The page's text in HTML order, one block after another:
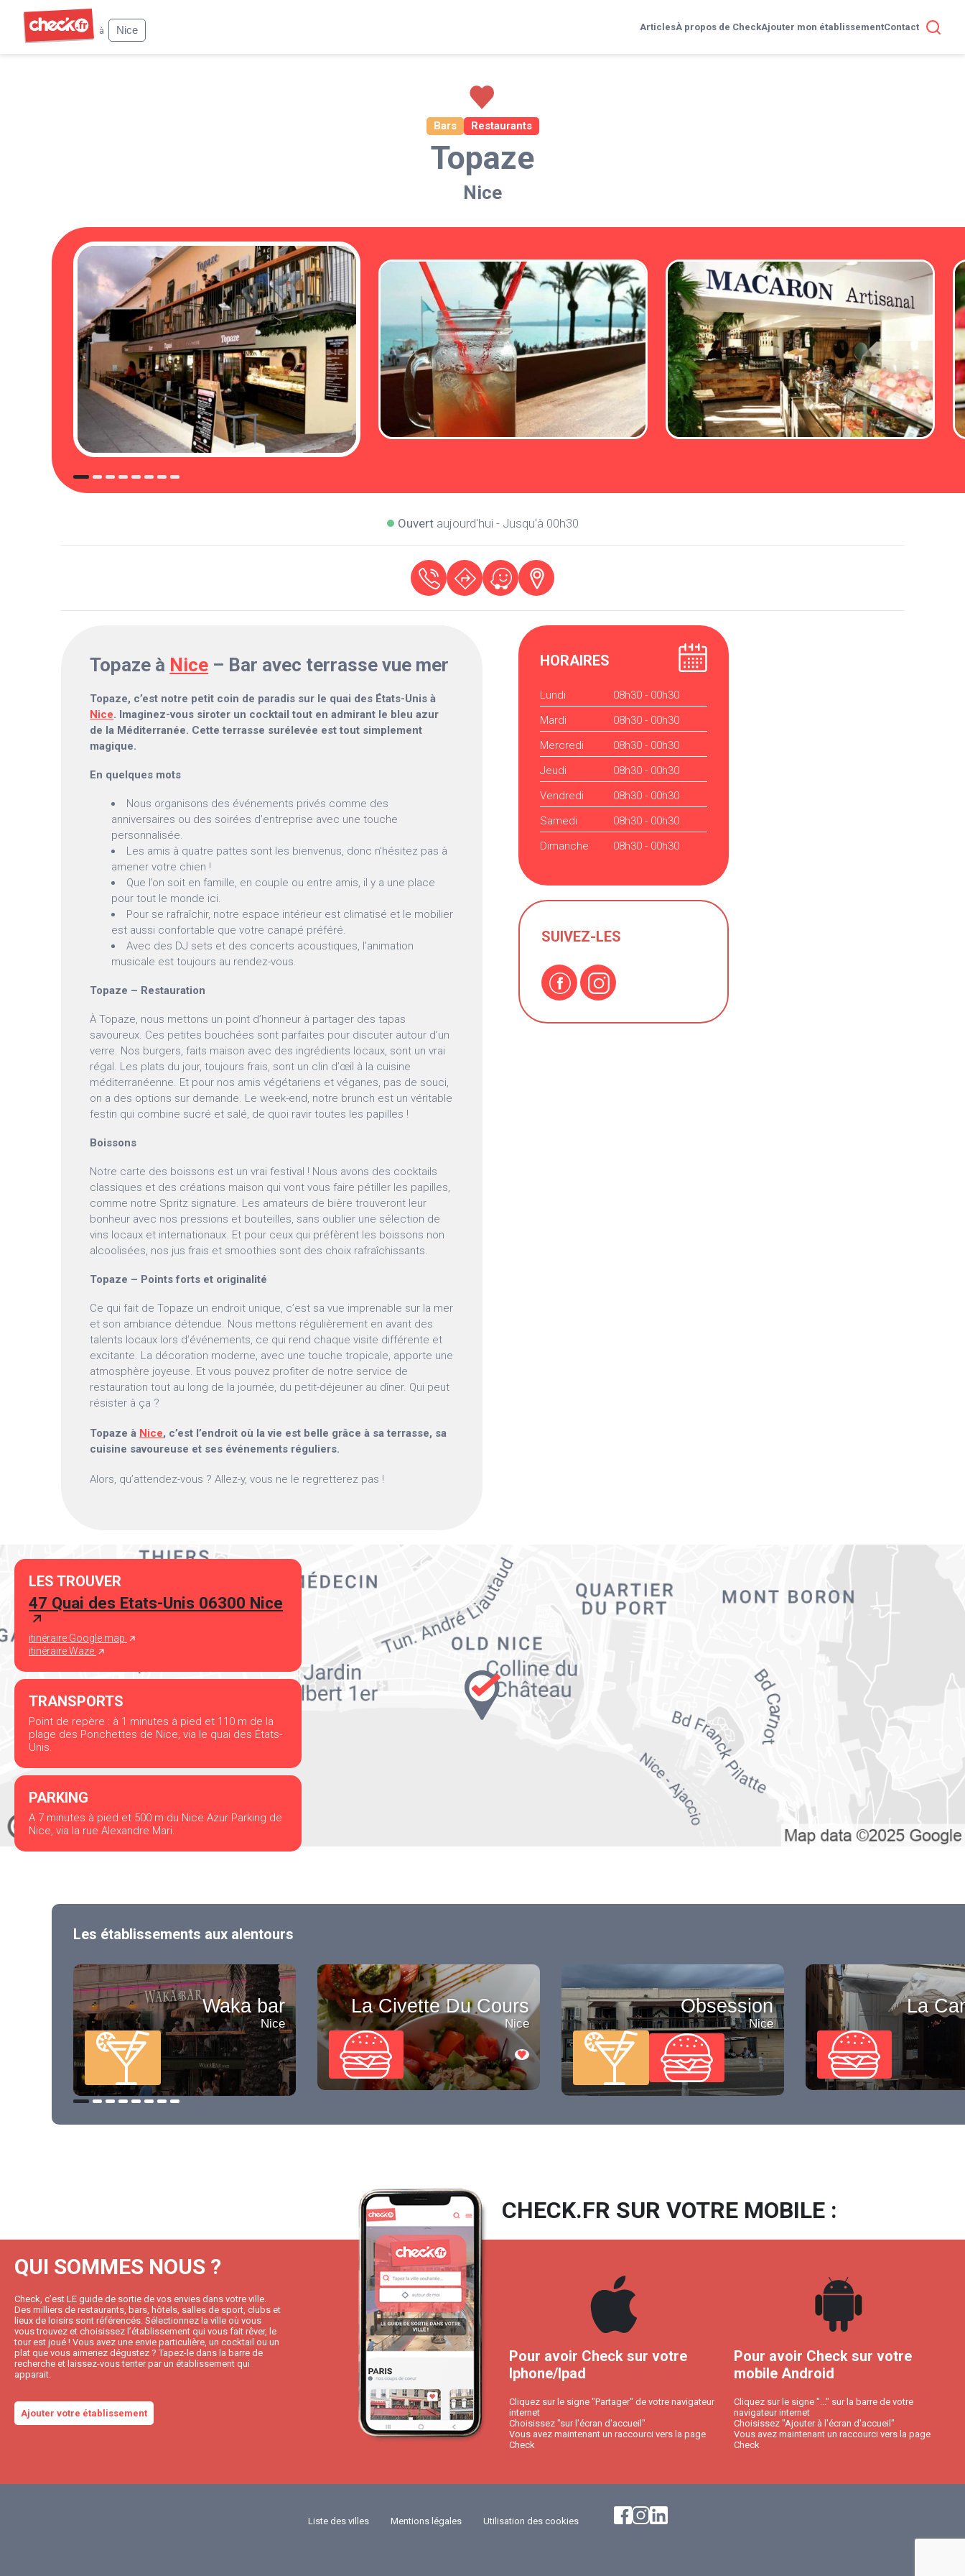
à
Nice ArticlesÀ propos de CheckAjouter mon établissementContact
Bars Restaurants
Topaze
Nice
Ouvertaujourd'hui - Jusqu'à 00h30
Topaze à Nice – Bar avec terrasse vue mer
Topaze, c’est notre petit coin de paradis sur le quai des États-Unis à
Nice. Imaginez-vous siroter un cocktail tout en admirant le bleu azur
de la Méditerranée. Cette terrasse surélevée est tout simplement
magique.
En quelques mots
Nous organisons des événements privés comme des
anniversaires ou des soirées d’entreprise avec une touche
personnalisée.
Les amis à quatre pattes sont les bienvenus, donc n’hésitez pas à
amener votre chien !
Que l’on soit en famille, en couple ou entre amis, il y a une place
pour tout le monde ici.
Pour se rafraîchir, notre espace intérieur est climatisé et le mobilier
est aussi confortable que votre canapé préféré.
Avec des DJ sets et des concerts acoustiques, l’animation
musicale est toujours au rendez-vous.
Topaze – Restauration
À Topaze, nous mettons un point d’honneur à partager des tapas
savoureux. Ces petites bouchées sont parfaites pour discuter autour d’un
verre. Nos burgers, faits maison avec des ingrédients locaux, sont un vrai
régal. Les plats du jour, toujours frais, sont un clin d’œil à la cuisine
méditerranéenne. Et pour nos amis végétariens et véganes, pas de souci,
on a des options sur demande. Le week-end, notre brunch est un véritable
festin qui combine sucré et salé, de quoi ravir toutes les papilles !
Boissons
Notre carte des boissons est un vrai festival ! Nous avons des cocktails
classiques et des créations maison qui vont vous faire pétiller les papilles,
comme notre Spritz signature. Les amateurs de bière trouveront leur
bonheur avec nos pressions et bouteilles, sans oublier une sélection de
vins locaux et internationaux. Et pour ceux qui préfèrent les boissons non
alcoolisées, nos jus frais et smoothies sont des choix rafraîchissants.
Topaze – Points forts et originalité
Ce qui fait de Topaze un endroit unique, c’est sa vue imprenable sur la mer
et son ambiance détendue. Nous mettons régulièrement en avant des
talents locaux lors d’événements, ce qui rend chaque visite différente et
excitante. La décoration moderne, avec une touche tropicale, apporte une
atmosphère joyeuse. Et vous pouvez profiter de notre service de
restauration tout au long de la journée, du petit-déjeuner au dîner. Qui peut
résister à ça ?
Topaze à Nice, c’est l’endroit où la vie est belle grâce à sa terrasse, sa
cuisine savoureuse et ses événements réguliers.
Alors, qu’attendez-vous ? Allez-y, vous ne le regretterez pas !
HORAIRES
Lundi
08h30 - 00h30
Mardi
08h30 - 00h30
Mercredi
08h30 - 00h30
Jeudi
08h30 - 00h30
Vendredi
08h30 - 00h30
Samedi
08h30 - 00h30
Dimanche
08h30 - 00h30
SUIVEZ-LES
LES TROUVER
47 Quai des Etats-Unis 06300 Nice
itinéraire Google map
itinéraire Waze
TRANSPORTS
Point de repère : à 1 minutes à pied et 110 m de la
plage des Ponchettes de Nice, via le quai des États-
Unis.
PARKING
A 7 minutes à pied et 500 m du Nice Azur Parking de
Nice, via la rue Alexandre Mari.
Les établissements aux alentours
Waka bar
Nice
La Civette Du Cours
Nice
Obsession
Nice
La
QUI SOMMES NOUS ?
Check, c’est LE guide de sortie de vos envies dans votre ville.
Des milliers de restaurants, bars, hôtels, salles de sport, clubs et
lieux de loisirs sont référencés. Sélectionnez la ville où vous
vous trouvez et choisissez l’établissement qui vous fait rêver, le
tour est joué ! Vous avez une envie particulière, un cocktail ou un
plat que vous aimeriez dégustez ? Tapez-le dans la barre de
recherche et laissez-vous tenter par un établissement qui
apparait.
Ajouter votre établissement
CHECK.FR SUR VOTRE MOBILE :
Pour avoir Check sur votre
Iphone/Ipad
Cliquez sur le signe "Partager" de votre navigateur
internet
Choisissez "sur l'écran d'accueil"
Vous avez maintenant un raccourci vers la page
Check
Pour avoir Check sur votre
mobile Android
Cliquez sur le signe "..." sur la barre de votre
navigateur internet
Choisissez "Ajouter à l'écran d'accueil"
Vous avez maintenant un raccourci vers la page
Check
Liste des villes Mentions légales Utilisation des cookies